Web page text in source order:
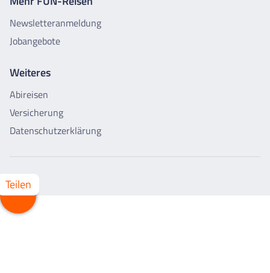
Newsletteranmeldung
Jobangebote
Weiteres
Abireisen
Versicherung
Datenschutzerklärung
Teilen
Whatsapp
Facebook
X